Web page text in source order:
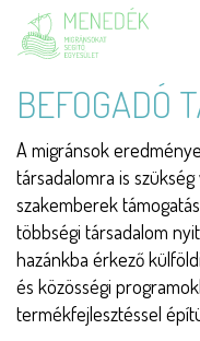
Ugrás
BEFOGADÓ
A migránsok
társadalomra is
szakemberek
többségi társadalom
hazánkba érkező
és közösségi
termékfejlesztéssel